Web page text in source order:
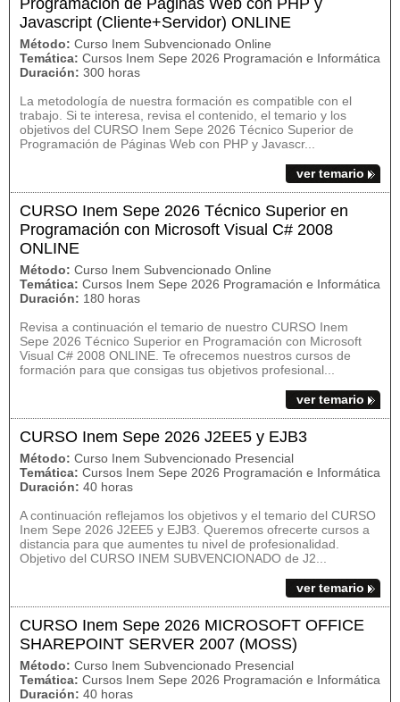
Programación de Páginas Web con PHP y
Javascript (Cliente+Servidor) ONLINE
Método: Curso Inem Subvencionado Online
Temática: Cursos Inem Sepe 2026 Programación e Informática
Duración: 300 horas
La metodología de nuestra formación es compatible con el
trabajo. Si te interesa, revisa el contenido, el temario y los
objetivos del CURSO Inem Sepe 2026 Técnico Superior de
Programación de Páginas Web con PHP y Javascr...
ver temario
CURSO Inem Sepe 2026 Técnico Superior en
Programación con Microsoft Visual C# 2008
ONLINE
Método: Curso Inem Subvencionado Online
Temática: Cursos Inem Sepe 2026 Programación e Informática
Duración: 180 horas
Revisa a continuación el temario de nuestro CURSO Inem
Sepe 2026 Técnico Superior en Programación con Microsoft
Visual C# 2008 ONLINE. Te ofrecemos nuestros cursos de
formación para que consigas tus objetivos profesional...
ver temario
CURSO Inem Sepe 2026 J2EE5 y EJB3
Método: Curso Inem Subvencionado Presencial
Temática: Cursos Inem Sepe 2026 Programación e Informática
Duración: 40 horas
A continuación reflejamos los objetivos y el temario del CURSO
Inem Sepe 2026 J2EE5 y EJB3. Queremos ofrecerte cursos a
distancia para que aumentes tu nivel de profesionalidad.
Objetivo del CURSO INEM SUBVENCIONADO de J2...
ver temario
CURSO Inem Sepe 2026 MICROSOFT OFFICE
SHAREPOINT SERVER 2007 (MOSS)
Método: Curso Inem Subvencionado Presencial
Temática: Cursos Inem Sepe 2026 Programación e Informática
Duración: 40 horas